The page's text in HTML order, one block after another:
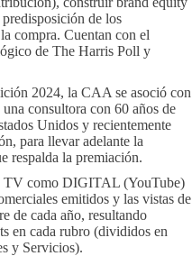
de los
compra. Cuentan con el
de The Harris Poll y
2024, la CAA se asoció con
consultora con 60 años de
Unidos y recientemente
para llevar adelante la
respalda la premiación.
TV como DIGITAL (YouTube)
emitidos y las vistas de
de cada año, resultando
en cada rubro (divididos en
y Servicios).